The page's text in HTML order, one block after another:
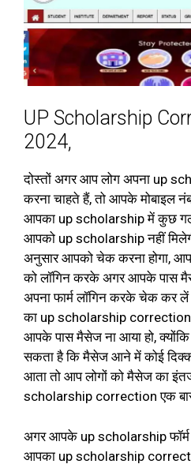
UP Scholarship
2024,
दोस्तों अगर आप लोग अपना up
करना चाहते हैं, तो आपके मोबाइल
आपका up scholarship में कुछ
आपको up scholarship नहीं
अनुसार आपको चेक करना होगा,
को लॉगिन करके अगर आपके पास
अपना फार्म लॉगिन करके चेक कर
का up scholarship correction
आपके पास मैसेज ना आया हो,
सकता है कि मैसेज आने में कोई
आता तो आप लोगों को मैसेज का
scholarship correction एक
अगर आपके up scholarship फॉर्म
आपका up scholarship